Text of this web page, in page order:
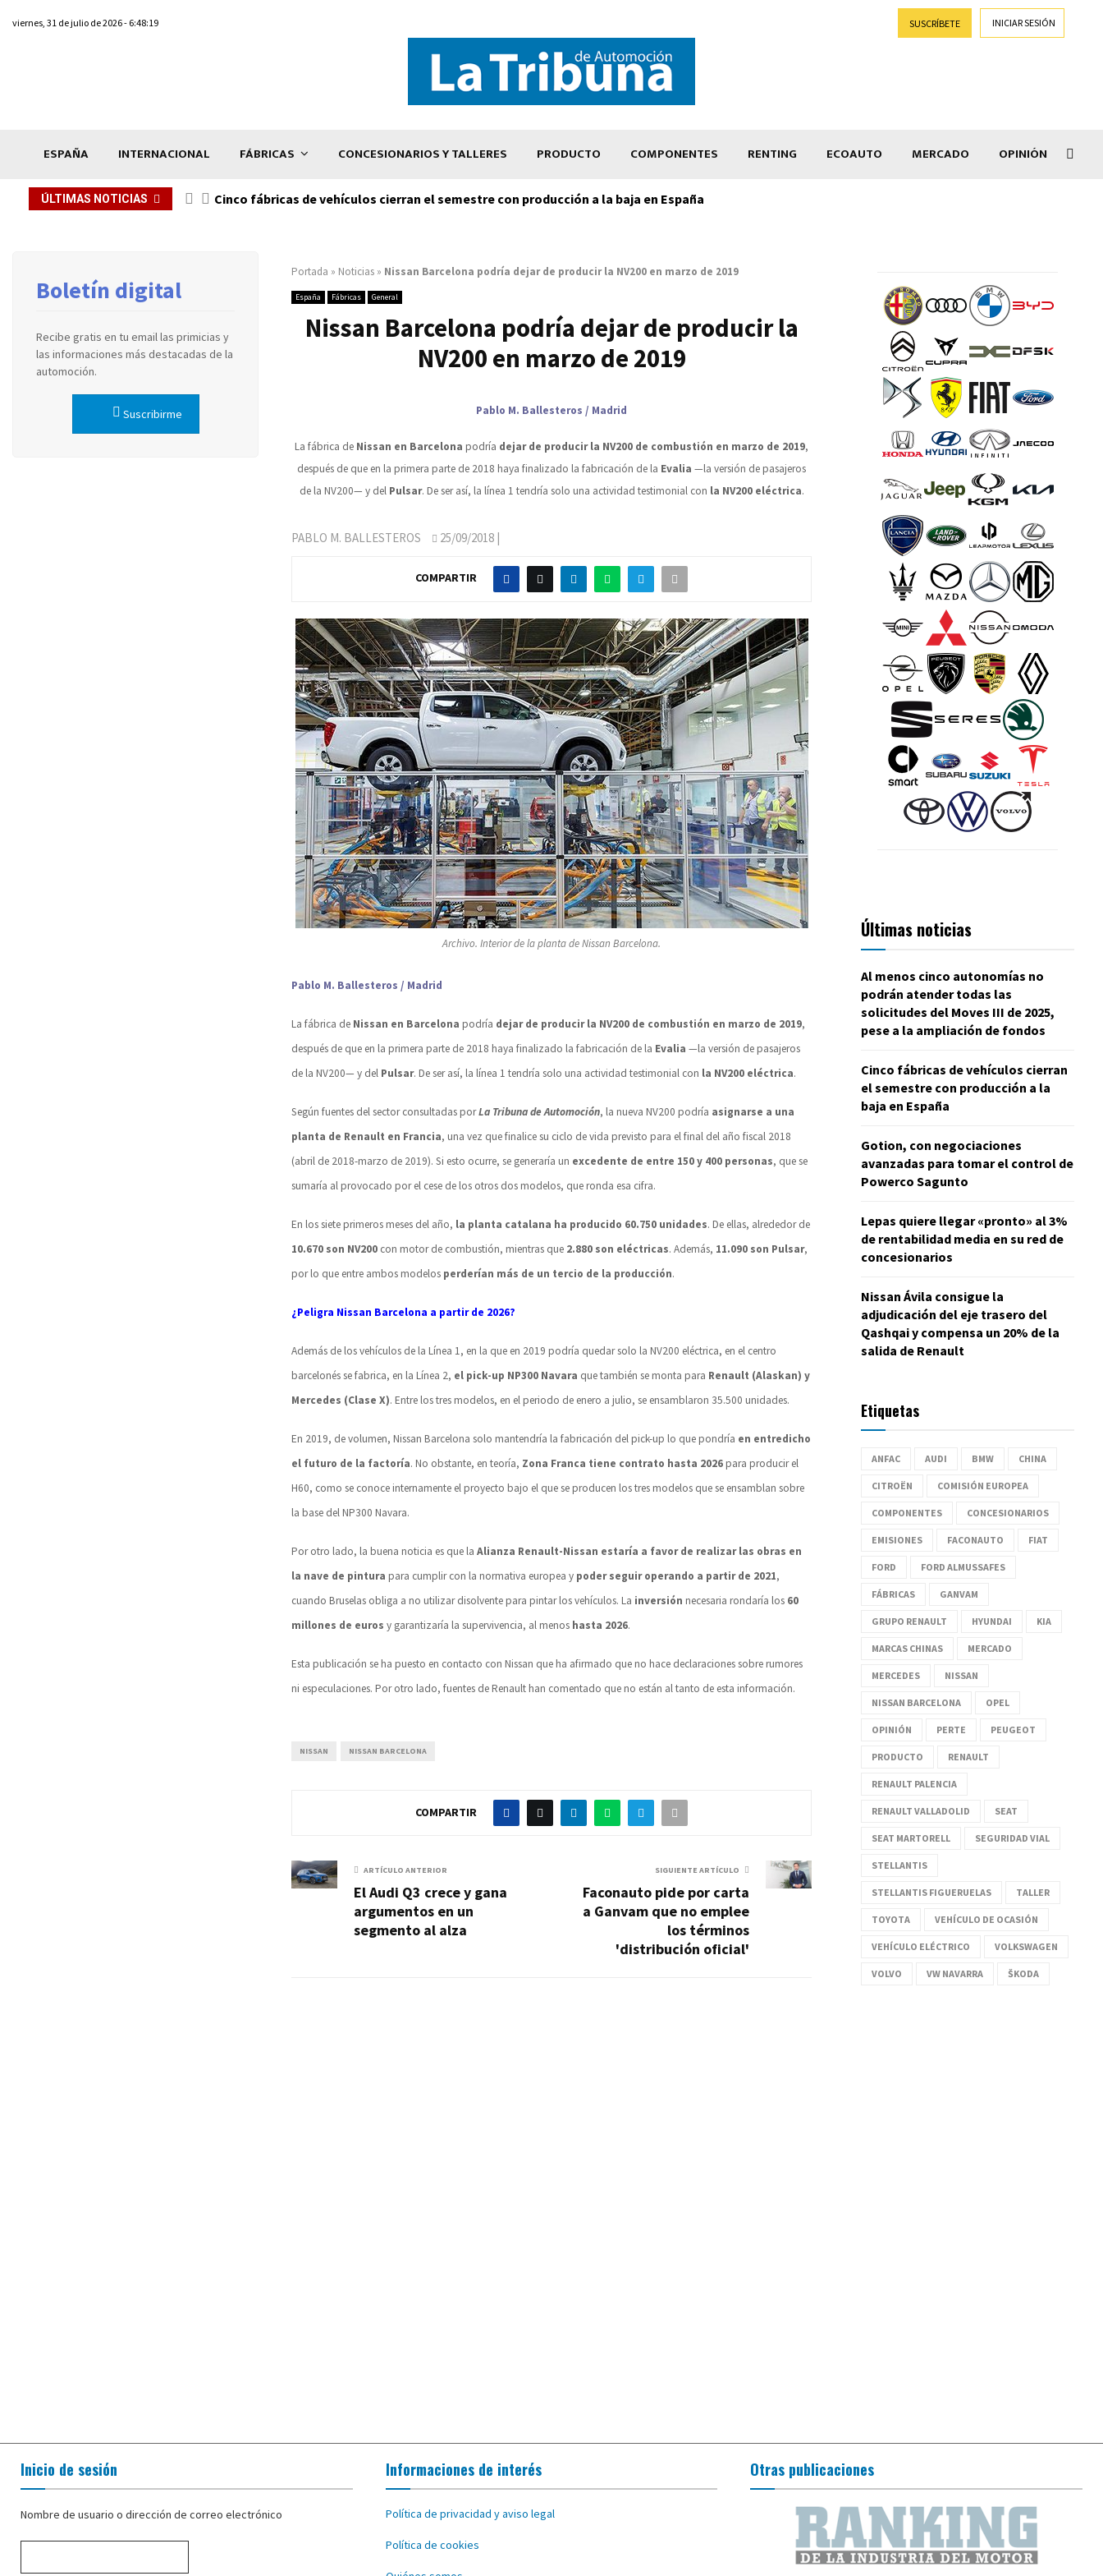
viernes, 31 de julio de 2026 - 6:48:19 SUSCRÍBETE INICIAR SESIÓN
ESPAÑA INTERNACIONAL FÁBRICAS CONCESIONARIOS Y TALLERES PRODUCTO COMPONENTES RENTING ECOAUTO MERCADO OPINIÓN
ÚLTIMAS NOTICIAS Cinco fábricas de vehículos cierran el semestre con producción a la baja en España
Portada » Noticias » Nissan Barcelona podría dejar de producir la NV200 en marzo de 2019
España Fábricas General
Nissan Barcelona podría dejar de producir la
NV200 en marzo de 2019
Pablo M. Ballesteros / Madrid
La fábrica de Nissan en Barcelona podría dejar de producir la NV200 de combustión en marzo de 2019,
después de que en la primera parte de 2018 haya finalizado la fabricación de la Evalia —la versión de pasajeros
de la NV200— y del Pulsar. De ser así, la línea 1 tendría solo una actividad testimonial con la NV200 eléctrica.
PABLO M. BALLESTEROS 25/09/2018 |
COMPARTIR
Archivo. Interior de la planta de Nissan Barcelona.
Pablo M. Ballesteros / Madrid
La fábrica de Nissan en Barcelona podría dejar de producir la NV200 de combustión en marzo de 2019,
después de que en la primera parte de 2018 haya finalizado la fabricación de la Evalia —la versión de pasajeros
de la NV200— y del Pulsar. De ser así, la línea 1 tendría solo una actividad testimonial con la NV200 eléctrica.
Según fuentes del sector consultadas porLa Tribuna de Automoción, la nueva NV200 podría asignarse a una
planta de Renault en Francia, una vez que finalice su ciclo de vida previsto para el final del año fiscal 2018
(abril de 2018-marzo de 2019). Si esto ocurre, se generaría un excedente de entre 150 y 400 personas, que se
sumaría al provocado por el cese de los otros dos modelos, que ronda esa cifra.
En los siete primeros meses del año, la planta catalana ha producido 60.750 unidades. De ellas, alrededor de
10.670 son NV200 con motor de combustión, mientras que 2.880 son eléctricas. Además, 11.090 son Pulsar,
por lo que entre ambos modelos perderían más de un tercio de la producción.
¿Peligra Nissan Barcelona a partir de 2026?
Además de los vehículos de la Línea 1, en la que en 2019 podría quedar solo la NV200 eléctrica, en el centro
barcelonés se fabrica, en la Línea 2, el pick-up NP300 Navara que también se monta para Renault (Alaskan) y
Mercedes (Clase X). Entre los tres modelos, en el periodo de enero a julio, se ensamblaron 35.500 unidades.
En 2019, de volumen, Nissan Barcelona solo mantendría la fabricación del pick-up lo que pondría en entredicho
el futuro de la factoría. No obstante, en teoría, Zona Franca tiene contrato hasta 2026para producir el
H60, como se conoce internamente el proyecto bajo el que se producen los tres modelos que se ensamblan sobre
la base del NP300 Navara.
Por otro lado, la buena noticia es que la Alianza Renault-Nissan estaría a favor de realizar las obras en
la nave de pintura para cumplir con la normativa europea y poder seguir operando a partir de 2021,
cuando Bruselas obliga a no utilizar disolvente para pintar los vehículos. La inversión necesaria rondaría los 60
millones de euros y garantizaría la supervivencia, al menos hasta 2026.
Esta publicación se ha puesto en contacto con Nissan que ha afirmado que no hace declaraciones sobre rumores
ni especulaciones. Por otro lado, fuentes de Renault han comentado que no están al tanto de esta información.
NISSAN NISSAN BARCELONA
COMPARTIR
ARTÍCULO ANTERIOR
El Audi Q3 crece y gana
argumentos en un
segmento al alza
SIGUIENTE ARTÍCULO
Faconauto pide por carta
a Ganvam que no emplee
los términos
'distribución oficial'
Boletín digital
Recibe gratis en tu email las primicias y
las informaciones más destacadas de la
automoción.
Suscribirme
Últimas noticias
Al menos cinco autonomías no
podrán atender todas las
solicitudes del Moves III de 2025,
pese a la ampliación de fondos
Cinco fábricas de vehículos cierran
el semestre con producción a la
baja en España
Gotion, con negociaciones
avanzadas para tomar el control de
Powerco Sagunto
Lepas quiere llegar «pronto» al 3%
de rentabilidad media en su red de
concesionarios
Nissan Ávila consigue la
adjudicación del eje trasero del
Qashqai y compensa un 20% de la
salida de Renault
Etiquetas
ANFAC AUDI BMW CHINA
CITROËN COMISIÓN EUROPEA
COMPONENTES CONCESIONARIOS
EMISIONES FACONAUTO FIAT
FORD FORD ALMUSSAFES
FÁBRICAS GANVAM
GRUPO RENAULT HYUNDAI KIA
MARCAS CHINAS MERCADO
MERCEDES NISSAN
NISSAN BARCELONA OPEL
OPINIÓN PERTE PEUGEOT
PRODUCTO RENAULT
RENAULT PALENCIA
RENAULT VALLADOLID SEAT
SEAT MARTORELL SEGURIDAD VIAL
STELLANTIS
STELLANTIS FIGUERUELAS TALLER
TOYOTA VEHÍCULO DE OCASIÓN
VEHÍCULO ELÉCTRICO VOLKSWAGEN
VOLVO VW NAVARRA ŠKODA
Inicio de sesión
Nombre de usuario o dirección de correo electrónico
Informaciones de interés
Política de privacidad y aviso legal
Política de cookies
Otras publicaciones